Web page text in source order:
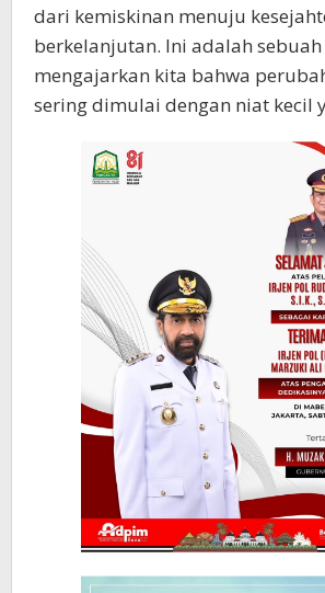
dari kemiskinan menuju
berkelanjutan. Ini adalah
mengajarkan kita bahwa
sering dimulai dengan niat kecil